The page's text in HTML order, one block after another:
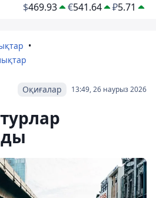
$469.93 €541.64 ₽5.71
13:49, 26 наурыз 2026
Оқиғалар